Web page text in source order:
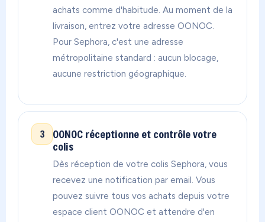
achats comme d'habitude. Au moment de la
livraison, entrez votre adresse OONOC.
Pour Sephora, c'est une adresse
métropolitaine standard : aucun blocage,
aucune restriction géographique.
3
OONOC réceptionne et contrôle votre
colis
Dès réception de votre colis Sephora, vous
recevez une notification par email. Vous
pouvez suivre tous vos achats depuis votre
espace client OONOC et attendre d'en